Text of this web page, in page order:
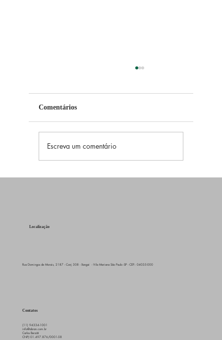
Comentários
Escreva um comentário
Localização
Rua Domingos de Morais, 2187 - Conj 308 - Xangai - Vila Mariana São Paulo -SP - CEP.: 04035-000
Contatos
(11) 94334-1001
info@abran.com.br
Carlos Berzöti
CNPJ 01.497.876/0001-58